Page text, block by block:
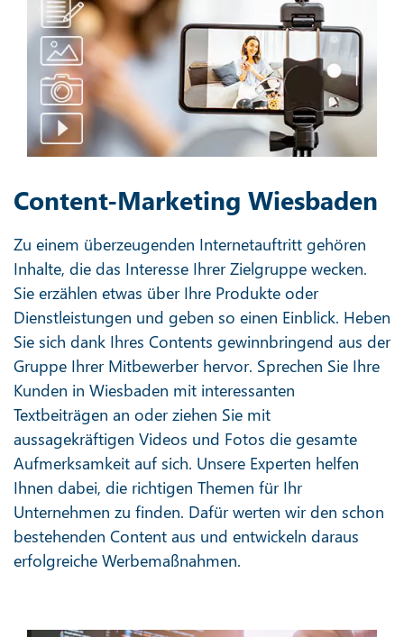
Content-Marketing Wiesbaden
Zu einem überzeugenden Internetauftritt gehören
Inhalte, die das Interesse Ihrer Zielgruppe wecken.
Sie erzählen etwas über Ihre Produkte oder
Dienstleistungen und geben so einen Einblick. Heben
Sie sich dank Ihres Contents gewinnbringend aus der
Gruppe Ihrer Mitbewerber hervor. Sprechen Sie Ihre
Kunden in Wiesbaden mit interessanten
Textbeiträgen an oder ziehen Sie mit
aussagekräftigen Videos und Fotos die gesamte
Aufmerksamkeit auf sich. Unsere Experten helfen
Ihnen dabei, die richtigen Themen für Ihr
Unternehmen zu finden. Dafür werten wir den schon
bestehenden Content aus und entwickeln daraus
erfolgreiche Werbemaßnahmen.